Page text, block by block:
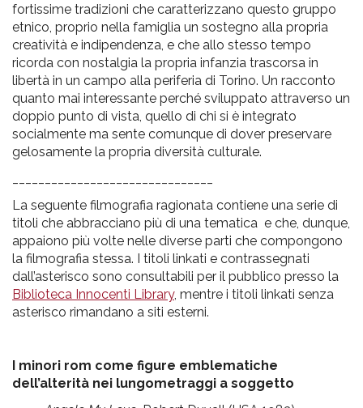
fortissime tradizioni che caratterizzano questo gruppo
etnico, proprio nella famiglia un sostegno alla propria
creatività e indipendenza, e che allo stesso tempo
ricorda con nostalgia la propria infanzia trascorsa in
libertà in un campo alla periferia di Torino. Un racconto
quanto mai interessante perché sviluppato attraverso un
doppio punto di vista, quello di chi si è integrato
socialmente ma sente comunque di dover preservare
gelosamente la propria diversità culturale.
La seguente filmografia ragionata contiene una serie di
titoli che abbracciano più di una tematica e che, dunque,
appaiono più volte nelle diverse parti che compongono
la filmografia stessa. I titoli linkati e contrassegnati
dall’asterisco sono consultabili per il pubblico presso la
Biblioteca Innocenti Library, mentre i titoli linkati senza
asterisco rimandano a siti esterni.
I minori rom come figure emblematiche
dell’alterità nei lungometraggi a soggetto